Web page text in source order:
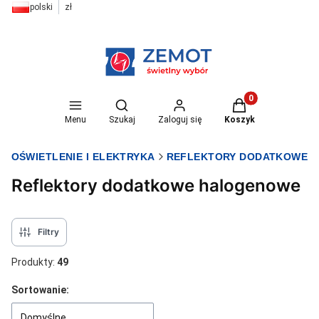
polski zł
Menu
Otwórz wyszukiwarkę
Szukaj Zaloguj się
Produkty w
Koszyk
OŚWIETLENIE I ELEKTRYKA REFLEKTORY DODATKOWE
Reflektory dodatkowe halogenowe
Filtry
Produkty: 49
Lista produktów
Sortowanie: